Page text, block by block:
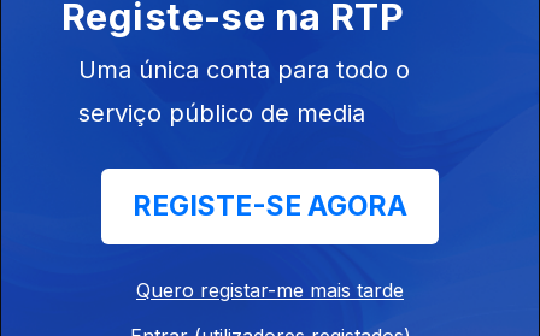
Ep. 10
Registe-se na RTP
Uma única conta para todo o
serviço público de media
REGISTE-SE AGORA
Quero registar-me mais tarde